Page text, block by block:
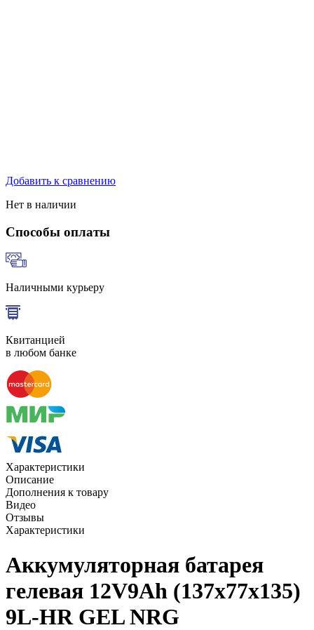
Добавить к сравнению
Нет в наличии
Способы оплаты
Наличными курьеру
Квитанцией
в любом банке
Характеристики
Описание
Дополнения к товару
Видео
Отзывы
Характеристики
Аккумуляторная батарея
гелевая 12V9Ah (137х77х135)
9L-HR GEL NRG